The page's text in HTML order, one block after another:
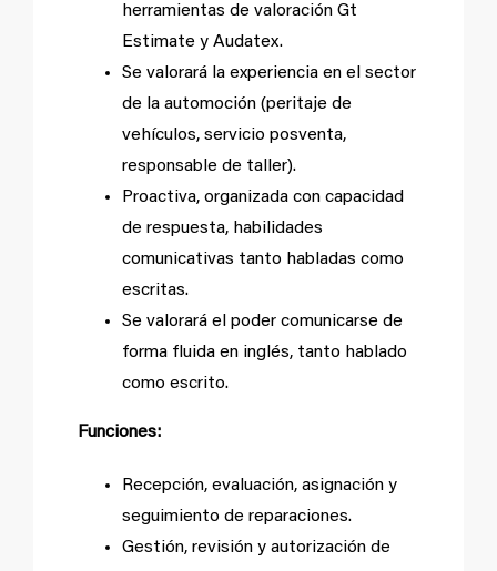
herramientas de valoración Gt
Estimate y Audatex.
Se valorará la experiencia en el sector
de la automoción (peritaje de
vehículos, servicio posventa,
responsable de taller).
Proactiva, organizada con capacidad
de respuesta, habilidades
comunicativas tanto habladas como
escritas.
Se valorará el poder comunicarse de
forma fluida en inglés, tanto hablado
como escrito.
Funciones:
Recepción, evaluación, asignación y
seguimiento de reparaciones.
Gestión, revisión y autorización de